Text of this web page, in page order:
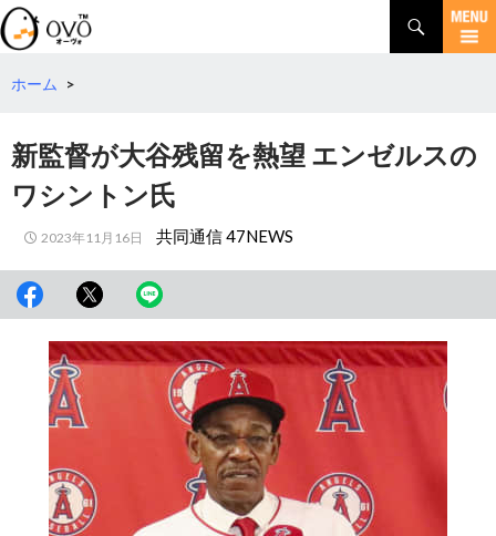
検
索
コ
テ
へ
ホーム >
新監督が大谷残留を熱望 エンゼルスの
ワシントン氏
2023年11月16日 共同通信 47NEWS